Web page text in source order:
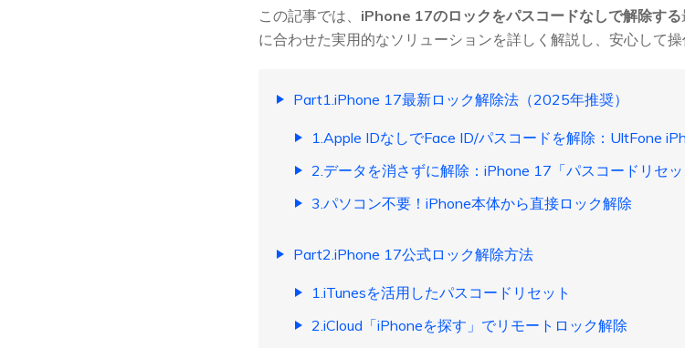
この記事では、 iPhone 17のロックをパスコードなしで解除する
に合わせた実用的なソリューションを詳しく解説し、安心して操
Part1.iPhone 17最新ロック解除法（2025年推奨）
1.Apple IDなしでFace ID/パスコードを解除：UltFone
2.データを消さずに解除：iPhone 17「パスコードリセ
3.パソコン不要！iPhone本体から直接ロック解除
Part2.iPhone 17公式ロック解除方法
1.iTunesを活用したパスコードリセット
2.iCloud「iPhoneを探す」でリモートロック解除